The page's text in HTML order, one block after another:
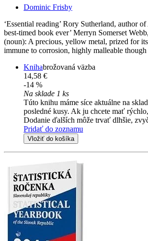
Dominic Frisby
‘Essential reading’ Rory Sutherland, author
best-timed book ever’ Merryn Somerset
(noun): A precious, yellow metal, prized for
immune to corrosion, highly malleable
Knihabrožovaná väzba
14,58 €
-14 %
Na sklade 1 ks
Túto knihu máme síce aktuálne na
posledné kusy. Ak ju chcete mať
Dodanie ďalších môže trvať dlhšie,
Pridať do zoznamu
Vložiť do košíka